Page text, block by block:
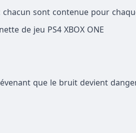
sont contenue pour
de jeu PS4 XBOX ONE
que le bruit devient